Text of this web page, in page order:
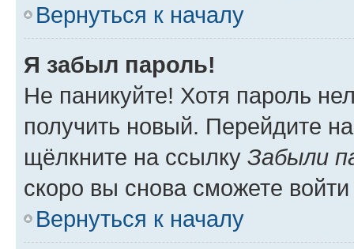
Вернуться к началу
Я забыл пароль!
Не паникуйте! Хотя пароль
получить новый. Перейдите
щёлкните на ссылку Забыли
скоро вы снова сможете
Вернуться к началу